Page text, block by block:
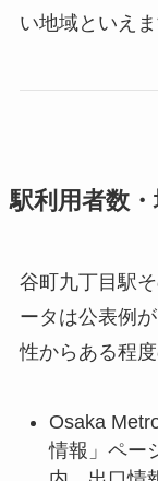
い地域といえま
駅利用者数
谷町九丁目駅
ータは公表例
性からある程
Osaka
情報」ペー